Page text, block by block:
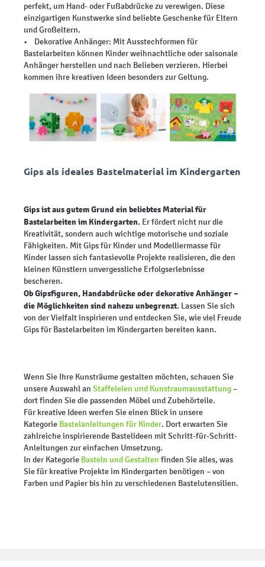
perfekt, um Hand- oder Fußabdrücke zu verewigen. Diese
einzigartigen Kunstwerke sind beliebte Geschenke für Eltern
und Großeltern.
• Dekorative Anhänger: Mit Ausstechformen für
Bastelarbeiten können Kinder weihnachtliche oder saisonale
Anhänger herstellen und nach Belieben verzieren. Hierbei
kommen ihre kreativen Ideen besonders zur Geltung.
Gips als ideales Bastelmaterial im Kindergarten
Gips ist aus gutem Grund ein beliebtes Material für
Bastelarbeiten im Kindergarten. Er fördert nicht nur die
Kreativität, sondern auch wichtige motorische und soziale
Fähigkeiten. Mit Gips für Kinder und Modelliermasse für
Kinder lassen sich fantasievolle Projekte realisieren, die den
kleinen Künstlern unvergessliche Erfolgserlebnisse
bescheren.
Ob Gipsfiguren, Handabdrücke oder dekorative Anhänger –
die Möglichkeiten sind nahezu unbegrenzt. Lassen Sie sich
von der Vielfalt inspirieren und entdecken Sie, wie viel Freude
Gips für Bastelarbeiten im Kindergarten bereiten kann.
Wenn Sie Ihre Kunsträume gestalten möchten, schauen Sie
unsere Auswahl an Staffeleien und Kunstraumausstattung–
dort finden Sie die passenden Möbel und Zubehörteile.
Für kreative Ideen werfen Sie einen Blick in unsere
Kategorie Bastelanleitungen für Kinder. Dort erwarten Sie
zahlreiche inspirierende Bastelideen mit Schritt-für-Schritt-
Anleitungen zur einfachen Umsetzung.
In der Kategorie Basteln und Gestalten finden Sie alles, was
Sie für kreative Projekte im Kindergarten benötigen – von
Farben und Papier bis hin zu verschiedenen Bastelutensilien.